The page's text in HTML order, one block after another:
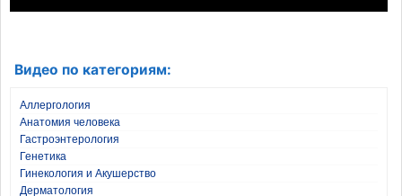
Видео по категориям:
Аллергология
Анатомия человека
Гастроэнтерология
Генетика
Гинекология и Акушерство
Дерматология